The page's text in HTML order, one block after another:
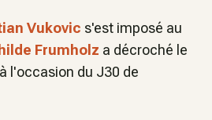
Vukovic s'est imposé au
Frumholz a décroché le
l'occasion du J30 de